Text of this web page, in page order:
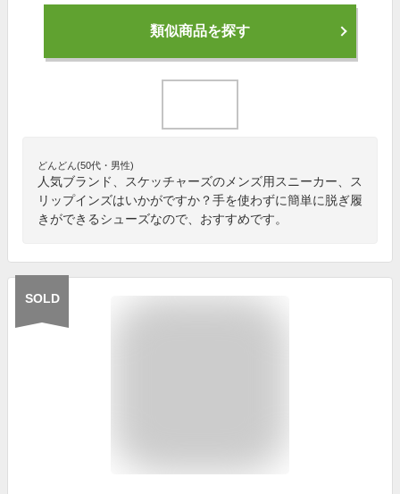
類似商品を探す
どんどん(50代・男性)
人気ブランド、スケッチャーズのメンズ用スニーカー、ス
リップインズはいかがですか？手を使わずに簡単に脱ぎ履
きができるシューズなので、おすすめです。
SOLD